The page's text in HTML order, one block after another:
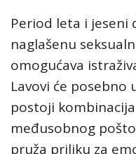
Period leta i jeseni
naglašenu
omogućava
Lavovi će
postoji
međusobnog
pruža priliku za